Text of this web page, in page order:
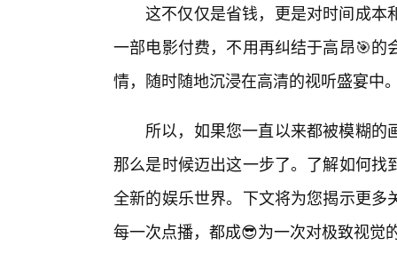
这不仅仅是省钱，更是对时间成本
一部电影付费，不用再纠结于高昂🎯
情，随时随地沉浸在高清的视听盛宴中
所以，如果您一直以来都被模糊
那么是时候迈出这一步了。了解如何
全新的娱乐世界。下文将为您揭示更
每一次点播，都成😎为一次对极致视觉